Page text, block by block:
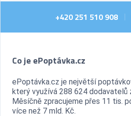
+420 251 510 908 |
Co je ePoptávka.cz
ePoptávka.cz je největší
který využívá 288 624 dodavatelů
Měsíčně zpracujeme přes 11 tis.
více než 7 mld. Kč.